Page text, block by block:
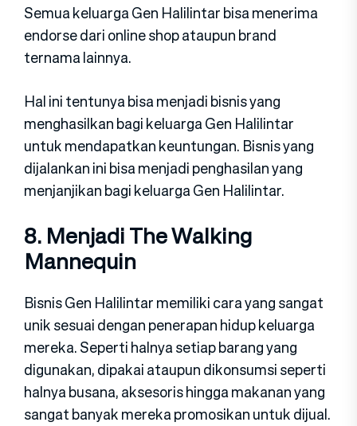
Semua keluarga Gen Halilintar bisa menerima
endorse dari online shop ataupun brand
ternama lainnya.
Hal ini tentunya bisa menjadi bisnis yang
menghasilkan bagi keluarga Gen Halilintar
untuk mendapatkan keuntungan. Bisnis yang
dijalankan ini bisa menjadi penghasilan yang
menjanjikan bagi keluarga Gen Halilintar.
8. Menjadi The Walking
Mannequin
Bisnis Gen Halilintar memiliki cara yang sangat
unik sesuai dengan penerapan hidup keluarga
mereka. Seperti halnya setiap barang yang
digunakan, dipakai ataupun dikonsumsi seperti
halnya busana, aksesoris hingga makanan yang
sangat banyak mereka promosikan untuk dijual.